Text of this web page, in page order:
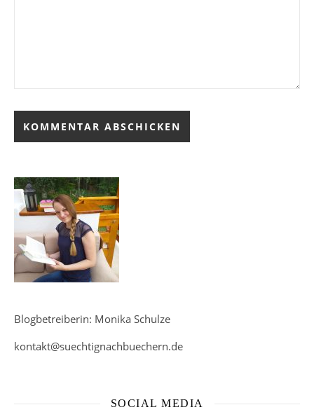
Blogbetreiberin: Monika Schulze
kontakt@suechtignachbuechern.de
SOCIAL MEDIA